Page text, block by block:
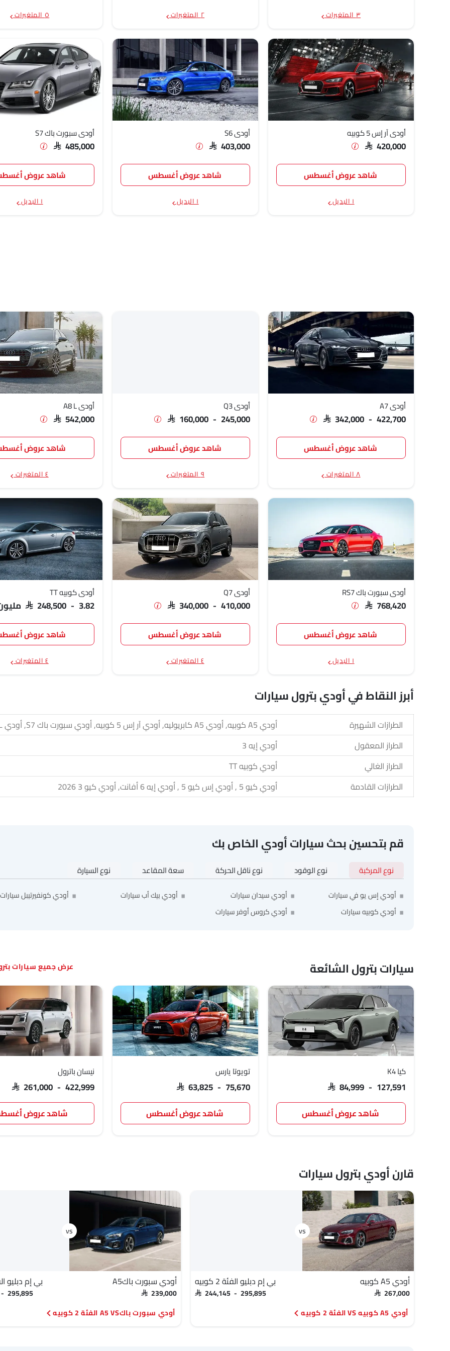
أودي سبورت باك RS7
أودي كوبيه TT
SAR 248,500 - 3.82 مليون
٣ المتغيرات ٢ المتغيرات ٥ المتغيرات
أودي آر إس 5 كوبيه
SAR 420,000
شاهد عروض أغسطس
١ البديل
أودي S6
SAR 403,000
شاهد عروض أغسطس
١ البديل
أودي سبورت باك S7
SAR 485,000
شاهد عروض
١ البديل
أودي A7
SAR 342,000 - 422,700
شاهد عروض أغسطس
٨ المتغيرات
أودي Q3
SAR 160,000 - 245,000
شاهد عروض أغسطس
٩ المتغيرات
أودي A8 L
SAR 542,000
شاهد عروض
٤ المتغيرات
أودي سبورت باك RS7
SAR 768,420
شاهد عروض أغسطس
١ البديل
أودي Q7
SAR 340,000 - 410,000
شاهد عروض أغسطس
٤ المتغيرات
أودي كوبيه TT
SAR 248,500 - 3.82 مليون
شاهد عروض
٤ المتغيرات
أبرز النقاط في أودي بترول سيارات
الطرازات الشهيرة
أودي A5 كوبيه, أودي A5 كابريوليه, أودي آر إس 5 كوبيه, أودي سبورت باك S7, أودي A8 L
الطراز المعقول
أودي إيه 3
الطراز الغالي
أودي كوبيه TT
الطرازات القادمة
أودي كيو 5 , أودي إس كيو 5 , أودي إيه 6 أفانت, أودي كيو 3 2026
قم بتحسين بحث سيارات أودي الخاص بك
نوع المركبة نوع الوقود نوع ناقل الحركة سعة المقاعد نوع السيارة
أودي إس يو في سيارات أودي سيدان سيارات أودي بيك أب سيارات
أودي كونفيرتيبل سيارات
أودي كوبيه سيارات
أودي كروس أوفر سيارات
سيارات بترول الشائعة
كيا K4
SAR 84,999 - 127,591
شاهد عروض أغسطس
تويوتا يارس
SAR 63,825 - 75,670
شاهد عروض أغسطس
نيسان باترول
SAR 261,000 - 422,999
شاهد عروض
سيارات
قارن أودي بترول سيارات
أودي A5 كوبيه
SAR 267,000
بي إم دبليو الفئة 2 كوبيه
SAR 244,145 - 295,895
أودي A5 كوبيه VS الفئة 2 كوبيه
أودي سبورت باكA5
SAR 239,000
بي إم دبليو الفئة
- 295,895
أودي سبورت باكA5 VS الفئة 2 كوبيه